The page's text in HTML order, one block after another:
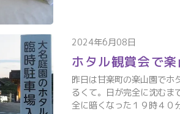
2024年6月08日
ホタル観賞会で
昨日は甘楽町の楽山園でホ
るくて。日が完全に沈むま
全に暗くなった１９時４